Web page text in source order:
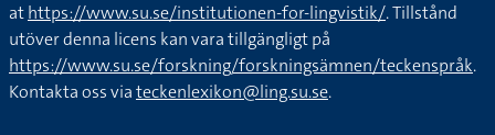
athttps://www.su.se/institutionen-for-lingvistik/. Tillstånd
utöver denna licens kan vara tillgängligt på
https://www.su.se/forskning/forskningsämnen/teckenspråk.
Kontakta oss viateckenlexikon@ling.su.se.